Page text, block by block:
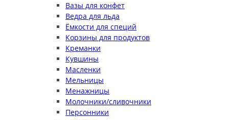
Вазы для конфет
Ведра для льда
Ёмкости для специй
Корзины для продуктов
Креманки
Кувшины
Масленки
Мельницы
Менажницы
Молочники/сливочники
Персонники